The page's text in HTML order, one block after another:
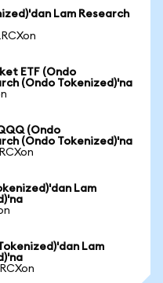
Lam Research
ETF (Ondo
(Ondo Tokenized)'na
(Ondo
(Ondo Tokenized)'na
Lam
Lam